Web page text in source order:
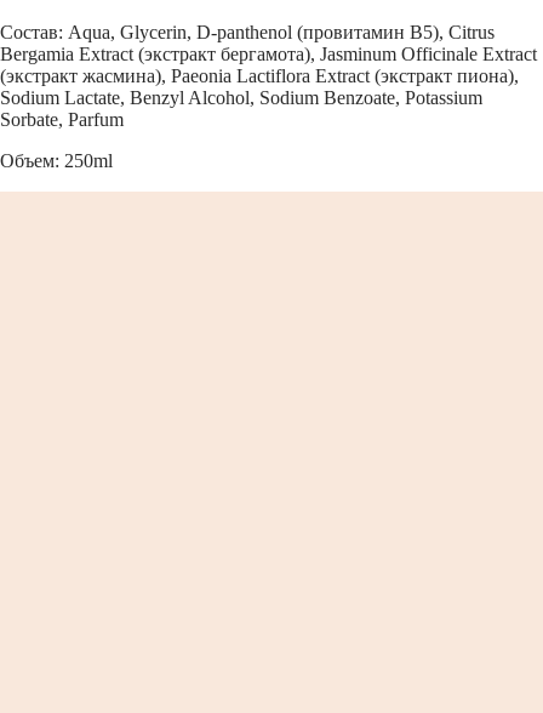
Состав: Aqua, Glycerin, D-panthenol (провитамин В5), Citrus
Bergamia Extract (экстракт бергамота), Jasminum Officinale Extract
(экстракт жасмина), Paeonia Lactiflora Extract (экстракт пиона),
Sodium Lactate, Benzyl Alcohol, Sodium Benzoate, Potassium
Sorbate, Parfum
Объем: 250ml